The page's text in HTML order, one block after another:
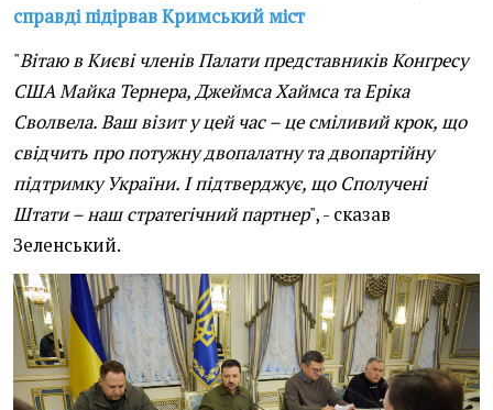
справді підірвав Кримський міст
"Вітаю в Києві членів Палати представників Конгресу
США Майка Тернера, Джеймса Хаймса та Еріка
Сволвела. Ваш візит у цей час – це сміливий крок, що
свідчить про потужну двопалатну та двопартійну
підтримку України. І підтверджує, що Сполучені
Штати – наш стратегічний партнер", - сказав
Зеленський.